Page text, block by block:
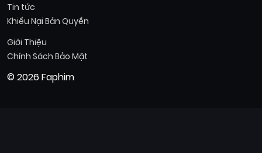
Tin tức
Khiếu Nại Bản Quyền
Giới Thiệu
Chính Sách Bảo Mật
© 2026 Faphim